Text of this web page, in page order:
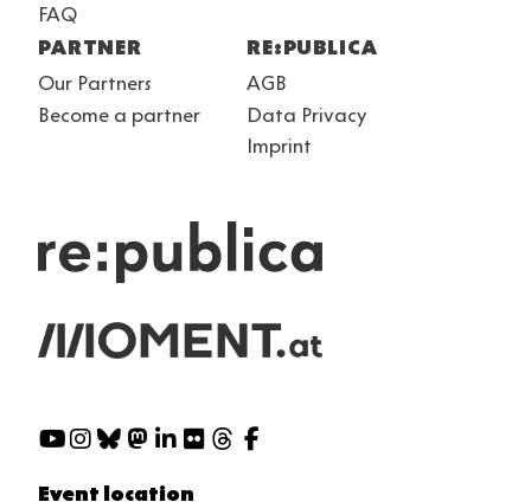
FAQ
PARTNER
Our Partners
Become a partner
RE:PUBLICA
AGB
Data Privacy
Imprint
Social
Event location